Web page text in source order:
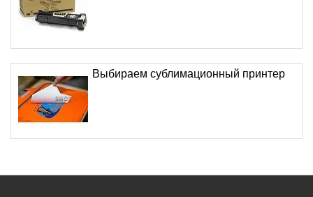
Выбираем сублимационный принтер